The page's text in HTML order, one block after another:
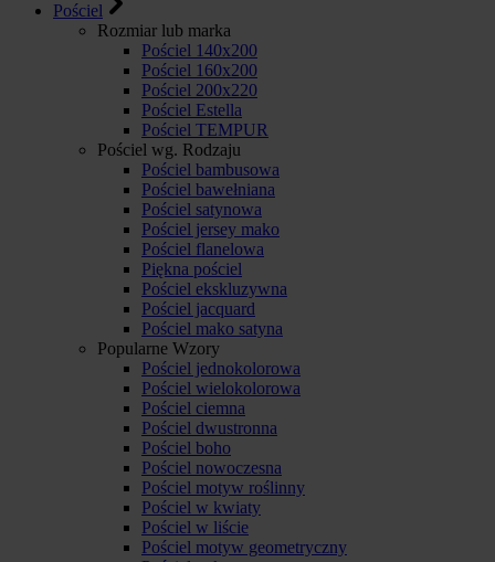
Pościel
Rozmiar lub marka
Pościel 140x200
Pościel 160x200
Pościel 200x220
Pościel Estella
Pościel TEMPUR
Pościel wg. Rodzaju
Pościel bambusowa
Pościel bawełniana
Pościel satynowa
Pościel jersey mako
Pościel flanelowa
Piękna pościel
Pościel ekskluzywna
Pościel jacquard
Pościel mako satyna
Popularne Wzory
Pościel jednokolorowa
Pościel wielokolorowa
Pościel ciemna
Pościel dwustronna
Pościel boho
Pościel nowoczesna
Pościel motyw roślinny
Pościel w kwiaty
Pościel w liście
Pościel motyw geometryczny